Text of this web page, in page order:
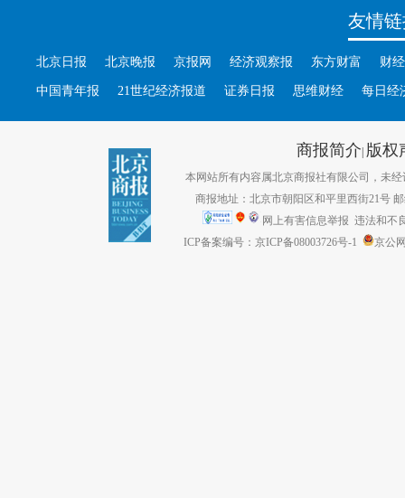
友情
北京日报 北京晚报 京报网 经济观察报 东方财富 财
中国青年报 21世纪经济报道 证券日报 思维财经 每日经
商报简介| 版权
本网站所有内容属北京商报社有限公司，未经
商报地址：北京市朝阳区和平里西街21号
网上有害信息举报 违法和不
ICP备案编号：京ICP备08003726号-1
京公